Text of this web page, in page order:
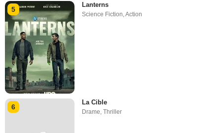
5
Lanterns
Science Fiction ,Action
6
La Cible
Drame,Thriller